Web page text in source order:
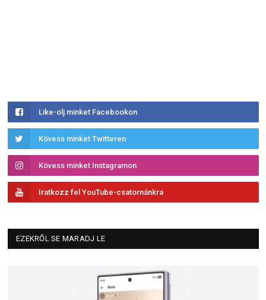
Like-olj minket Facebookon
Kövess minket Twitteren
Kövess minket Instagramon
Iratkozz fel YouTube-csatornánkra
EZEKRŐL SE MARADJ LE